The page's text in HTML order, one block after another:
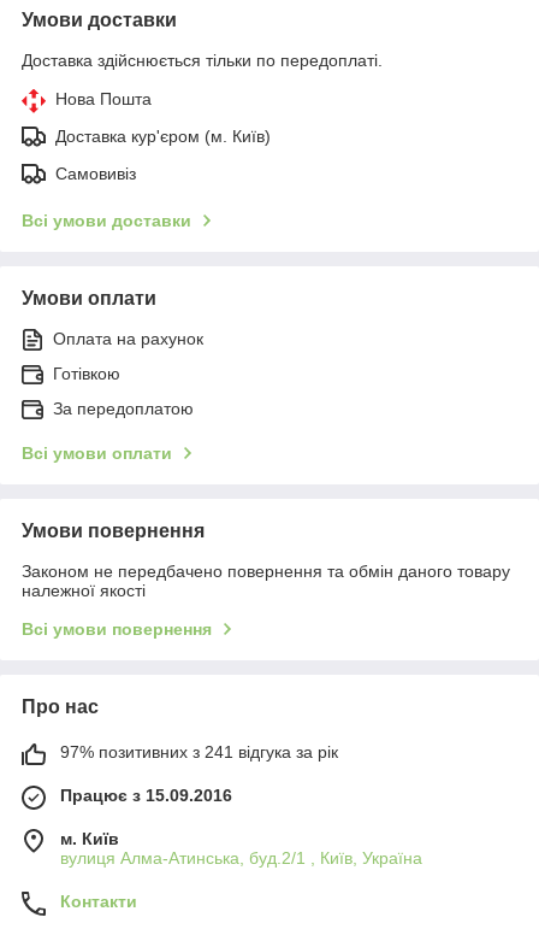
Умови доставки
Доставка здійснюється тільки по передоплаті.
Нова Пошта
Доставка кур'єром (м. Київ)
Самовивіз
Всі умови доставки
Умови оплати
Оплата на рахунок
Готівкою
За передоплатою
Всі умови оплати
Умови повернення
Законом не передбачено повернення та обмін даного товару
належної якості
Всі умови повернення
Про нас
97% позитивних з 241 відгука за рік
Працює з 15.09.2016
м. Київ
вулиця Алма-Атинська, буд.2/1 , Київ, Україна
Контакти